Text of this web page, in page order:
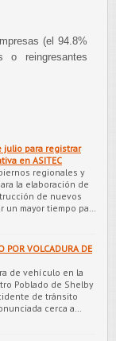
(el 94.8%
o reingresantes
julio para registrar
en ASITEC
regionales y
la elaboración de
de nuevos
mayor tiempo pa…
POR VOLCADURA DE
de vehículo en la
Poblado de Shelby
de tránsito
cerca a…